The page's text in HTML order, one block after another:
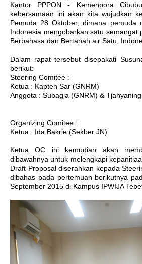
Kantor PPPON - Kemenpora
kebersamaan ini akan kita wujudkan
Pemuda 28 Oktober, dimana pemuda
Indonesia mengobarkan satu semangat
Berbahasa dan Bertanah air Satu,
Dalam rapat tersebut disepakati
berikut:
Steering Comitee :
Ketua : Kapten Sar (GNRM)
Anggota : Subagja (GNRM) &
Organizing Comitee :
Ketua : Ida Bakrie (Sekber JN)
Ketua OC ini kemudian akan
dibawahnya untuk melengkapi
Draft Proposal diserahkan kepada
dibahas pada pertemuan berikutnya
September 2015 di Kampus IPWIJA